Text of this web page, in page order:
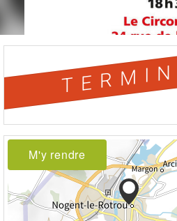
M'y rendre